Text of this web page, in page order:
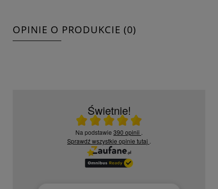
OPINIE O PRODUKCIE (0)
Świetnie!
Ocena średnia 5 na 5
Na podstawie 390 opinii .
Sprawdź wszystkie opinie tutaj .